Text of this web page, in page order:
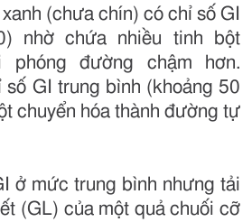
(chưa chín) có chỉ số GI
nhờ chứa nhiều tinh bột
phóng đường chậm hơn.
số GI trung bình (khoảng 50
chuyển hóa thành đường tự
ở mức trung bình nhưng tải
(GL) của một quả chuối cỡ